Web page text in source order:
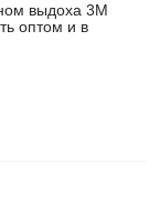
выдоха 3M
оптом и в